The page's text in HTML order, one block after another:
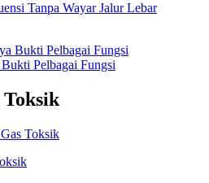
Tanpa Wayar Jalur Lebar
Pelbagai Fungsi
Toksik